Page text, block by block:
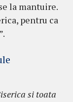
la mantuire.
pentru ca
si toata